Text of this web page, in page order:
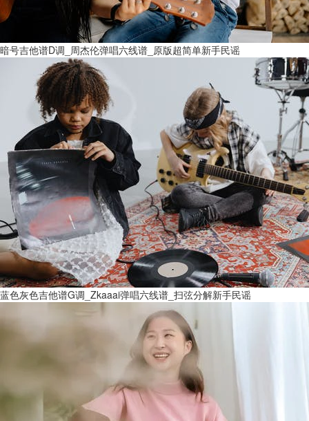
暗号吉他谱D调_周杰伦弹唱六线谱_原版超简单新手民谣
蓝色灰色吉他谱G调_Zkaaai弹唱六线谱_扫弦分解新手民谣